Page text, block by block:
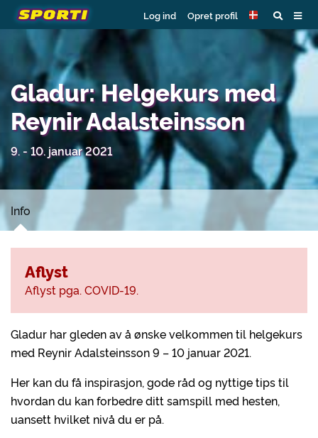
Log ind Opret profil
Gladur: Helgekurs med
Reynir Adalsteinsson
9. - 10. januar 2021
Info
Gladur har gleden av å ønske velkommen til helgekurs
med Reynir Adalsteinsson 9 – 10 januar 2021.
Her kan du få inspirasjon, gode råd og nyttige tips til
hvordan du kan forbedre ditt samspill med hesten,
uansett hvilket nivå du er på.
Aflyst
Aflyst pga. COVID-19.